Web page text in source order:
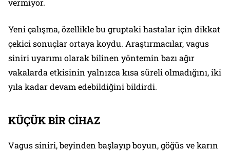
vermiyor.
Yeni çalışma, özellikle bu gruptaki hastalar için dikkat
çekici sonuçlar ortaya koydu. Araştırmacılar, vagus
siniri uyarımı olarak bilinen yöntemin bazı ağır
vakalarda etkisinin yalnızca kısa süreli olmadığını, iki
yıla kadar devam edebildiğini bildirdi.
KÜÇÜK BİR CİHAZ
Vagus siniri, beyinden başlayıp boyun, göğüs ve karın